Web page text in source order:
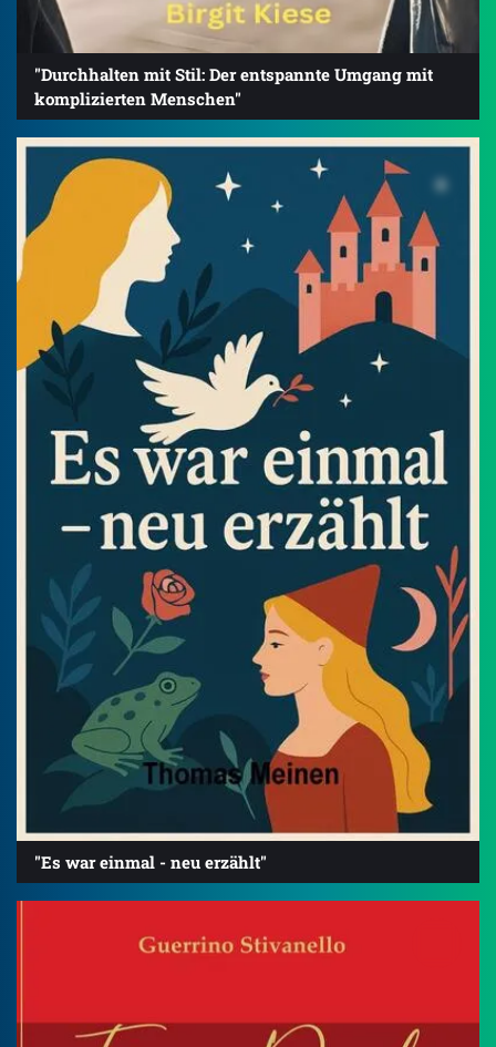
"Durchhalten mit Stil: Der entspannte Umgang mit
komplizierten Menschen"
"Es war einmal - neu erzählt"